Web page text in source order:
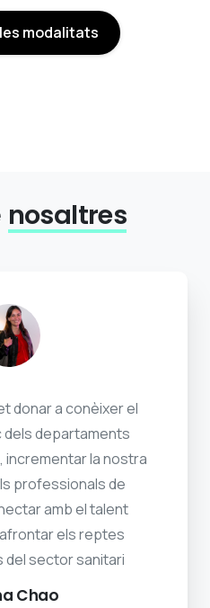
modalitats
nosaltres
donar a conèixer el
departaments
la nostra
professionals de
amb el talent
els reptes
sector sanitari
Chao